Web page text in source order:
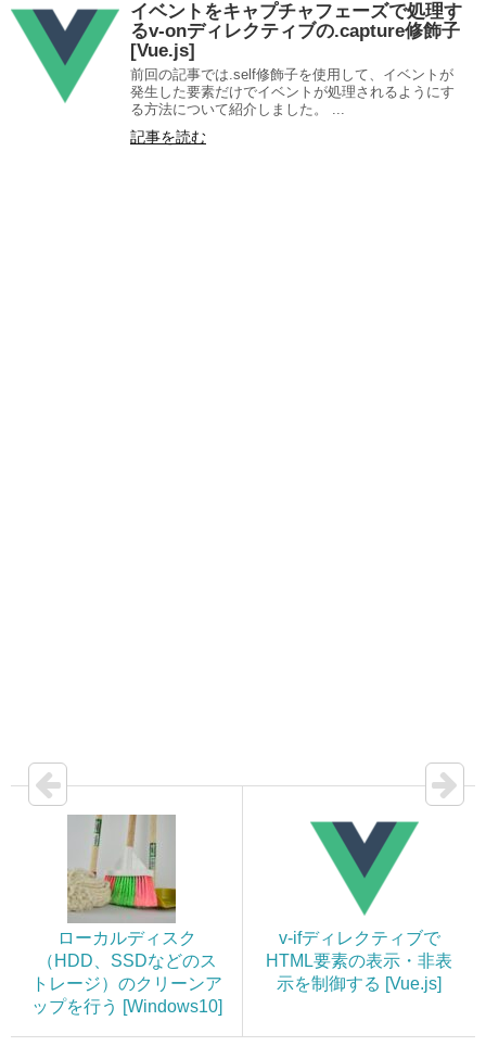
イベントをキャプチャフェーズで処理す
るv-onディレクティブの.capture修飾子
[Vue.js]
前回の記事では.self修飾子を使用して、イベントが
発生した要素だけでイベントが処理されるようにす
る方法について紹介しました。 ...
記事を読む
ローカルディスク
（HDD、SSDなどのス
トレージ）のクリーンア
ップを行う [Windows10]
v-ifディレクティブで
HTML要素の表示・非表
示を制御する [Vue.js]